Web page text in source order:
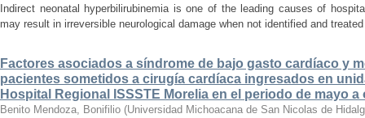
Indirect neonatal hyperbilirubinemia is one of the leading causes of
may result in irreversible neurological damage when not identified and
Factores asociados a síndrome de bajo gasto cardíaco y
pacientes sometidos a cirugía cardíaca ingresados en
Hospital Regional ISSSTE Morelia en el periodo de mayo a
Benito Mendoza, Bonifilio (Universidad Michoacana de San Nicolas de